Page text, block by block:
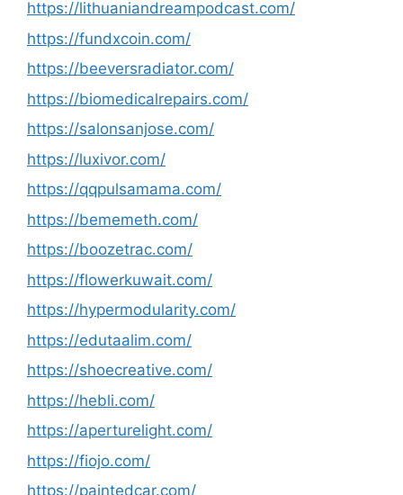
https://lithuaniandreampodcast.com/
https://fundxcoin.com/
https://beeversradiator.com/
https://biomedicalrepairs.com/
https://salonsanjose.com/
https://luxivor.com/
https://qqpulsamama.com/
https://bememeth.com/
https://boozetrac.com/
https://flowerkuwait.com/
https://hypermodularity.com/
https://edutaalim.com/
https://shoecreative.com/
https://hebli.com/
https://aperturelight.com/
https://fiojo.com/
https://paintedcar.com/